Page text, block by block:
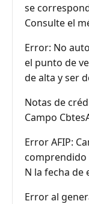
se
Consulte el
Error: No
el punto de
de alta y ser
Notas de
Campo
Error AFIP:
comprendido
N la fecha de
Error al